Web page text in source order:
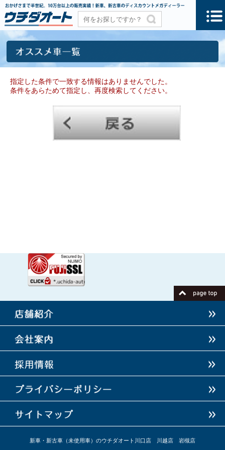
指定した条件で一致する情報はありませんでした。
条件をあらためて指定し、再度検索してください。
新車・新古車（未使用車）のウチダオート川口店 川越店 岩槻店